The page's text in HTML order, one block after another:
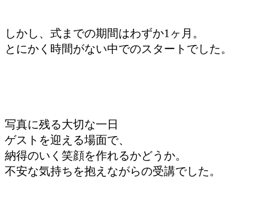
しかし、式までの期間はわずか1ヶ月。
とにかく時間がない中でのスタートでした。
写真に残る大切な一日
ゲストを迎える場面で、
納得のいく笑顔を作れるかどうか。
不安な気持ちを抱えながらの受講でした。